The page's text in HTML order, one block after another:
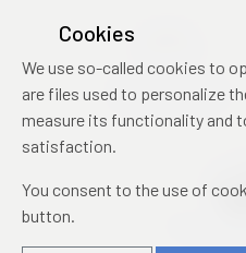
conference centre
Cookies
We use so-called cookies to
are files used to personalize
measure its functionality and
satisfaction.
You consent to the use of
button.